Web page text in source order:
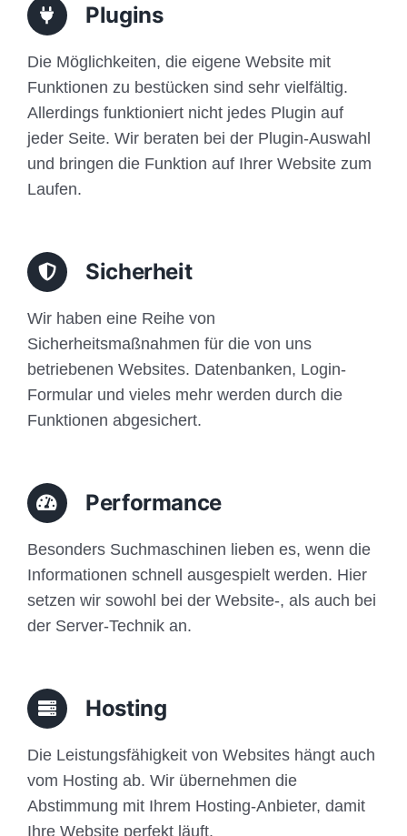
Plugins
Die Möglichkeiten, die eigene Website mit
Funktionen zu bestücken sind sehr vielfältig.
Allerdings funktioniert nicht jedes Plugin auf
jeder Seite. Wir beraten bei der Plugin-Auswahl
und bringen die Funktion auf Ihrer Website zum
Laufen.
Sicherheit
Wir haben eine Reihe von
Sicherheitsmaßnahmen für die von uns
betriebenen Websites. Datenbanken, Login-
Formular und vieles mehr werden durch die
Funktionen abgesichert.
Performance
Besonders Suchmaschinen lieben es, wenn die
Informationen schnell ausgespielt werden. Hier
setzen wir sowohl bei der Website-, als auch bei
der Server-Technik an.
Hosting
Die Leistungsfähigkeit von Websites hängt auch
vom Hosting ab. Wir übernehmen die
Abstimmung mit Ihrem Hosting-Anbieter, damit
Ihre Website perfekt läuft.